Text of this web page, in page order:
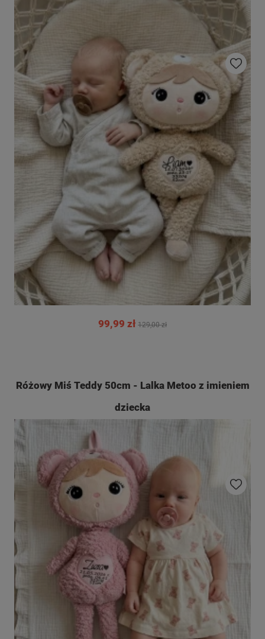
99,99 zł 129,00 zł
Do
Różowy Miś Teddy 50cm - Lalka Metoo z imieniem
dziecka
Do